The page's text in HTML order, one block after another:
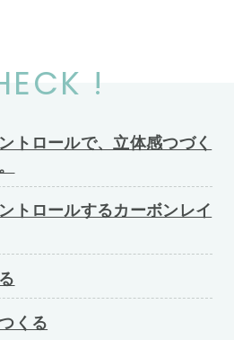
!
トロールで、立体感つづく
トロールするカーボンレイ
くる